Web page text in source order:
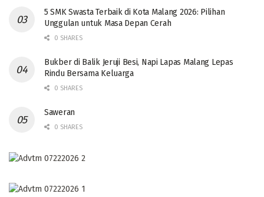
5 SMK Swasta Terbaik di Kota Malang 2026: Pilihan
Unggulan untuk Masa Depan Cerah
0 SHARES
Bukber di Balik Jeruji Besi, Napi Lapas Malang Lepas
Rindu Bersama Keluarga
0 SHARES
Saweran
0 SHARES